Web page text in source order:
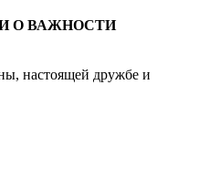
О ВАЖНОСТИ
настоящей дружбе и